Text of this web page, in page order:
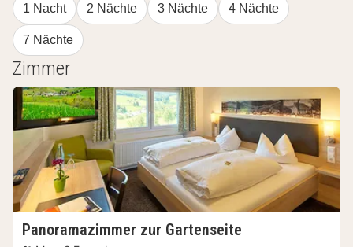
1 Nacht 2 Nächte 3 Nächte 4 Nächte
7 Nächte
Zimmer
Panoramazimmer zur Gartenseite